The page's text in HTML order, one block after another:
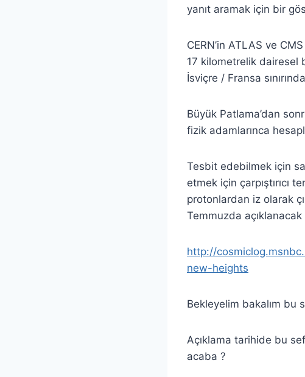
yanıt aramak için bir
CERN’in ATLAS ve
17 kilometrelik dairesel
İsviçre / Fransa
Büyük Patlama’dan
fizik adamlarınca
Tesbit edebilmek için
etmek için çarpıştırıcı
protonlardan iz olarak
Temmuzda
http://
new-heights
Bekleyelim bakalım bu
Açıklama tarihide bu
acaba ?